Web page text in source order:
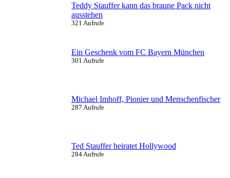
Teddy Stauffer kann das braune Pack nicht
ausstehen
321 Aufrufe
Ein Geschenk vom FC Bayern München
301 Aufrufe
Michael Imhoff, Pionier und Menschenfischer
287 Aufrufe
Ted Stauffer heiratet Hollywood
284 Aufrufe